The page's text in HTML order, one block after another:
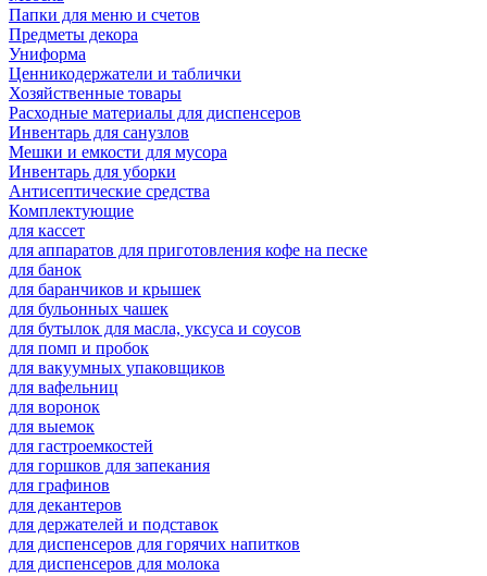
Папки для меню и счетов
Предметы декора
Униформа
Ценникодержатели и таблички
Хозяйственные товары
Расходные материалы для диспенсеров
Инвентарь для санузлов
Мешки и емкости для мусора
Инвентарь для уборки
Антисептические средства
Комплектующие
для кассет
для аппаратов для приготовления кофе на песке
для банок
для баранчиков и крышек
для бульонных чашек
для бутылок для масла, уксуса и соусов
для помп и пробок
для вакуумных упаковщиков
для вафельниц
для воронок
для выемок
для гастроемкостей
для горшков для запекания
для графинов
для декантеров
для держателей и подставок
для диспенсеров для горячих напитков
для диспенсеров для молока